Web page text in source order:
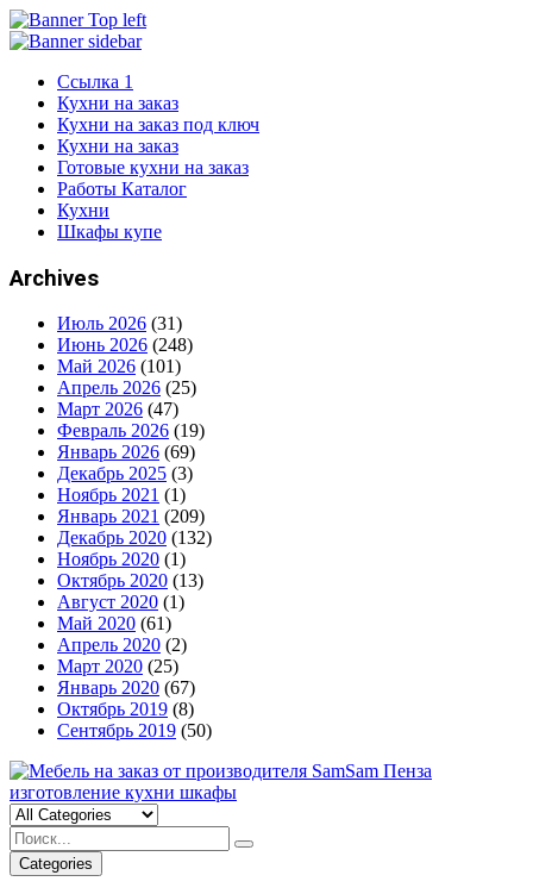
Ссылка 1
Кухни на заказ
Кухни на заказ под ключ
Кухни на заказ
Готовые кухни на заказ
Работы Каталог
Кухни
Шкафы купе
Archives
Июль 2026 (31)
Июнь 2026 (248)
Май 2026 (101)
Апрель 2026 (25)
Март 2026 (47)
Февраль 2026 (19)
Январь 2026 (69)
Декабрь 2025 (3)
Ноябрь 2021 (1)
Январь 2021 (209)
Декабрь 2020 (132)
Ноябрь 2020 (1)
Октябрь 2020 (13)
Август 2020 (1)
Май 2020 (61)
Апрель 2020 (2)
Март 2020 (25)
Январь 2020 (67)
Октябрь 2019 (8)
Сентябрь 2019 (50)
Categories